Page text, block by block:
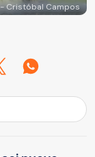
Cristóbal Campos